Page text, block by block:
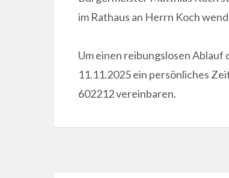
im Rathaus an Herrn Koch
Um einen reibungslosen Ablauf
11.11.2025 ein persönliches
602212 vereinbaren.